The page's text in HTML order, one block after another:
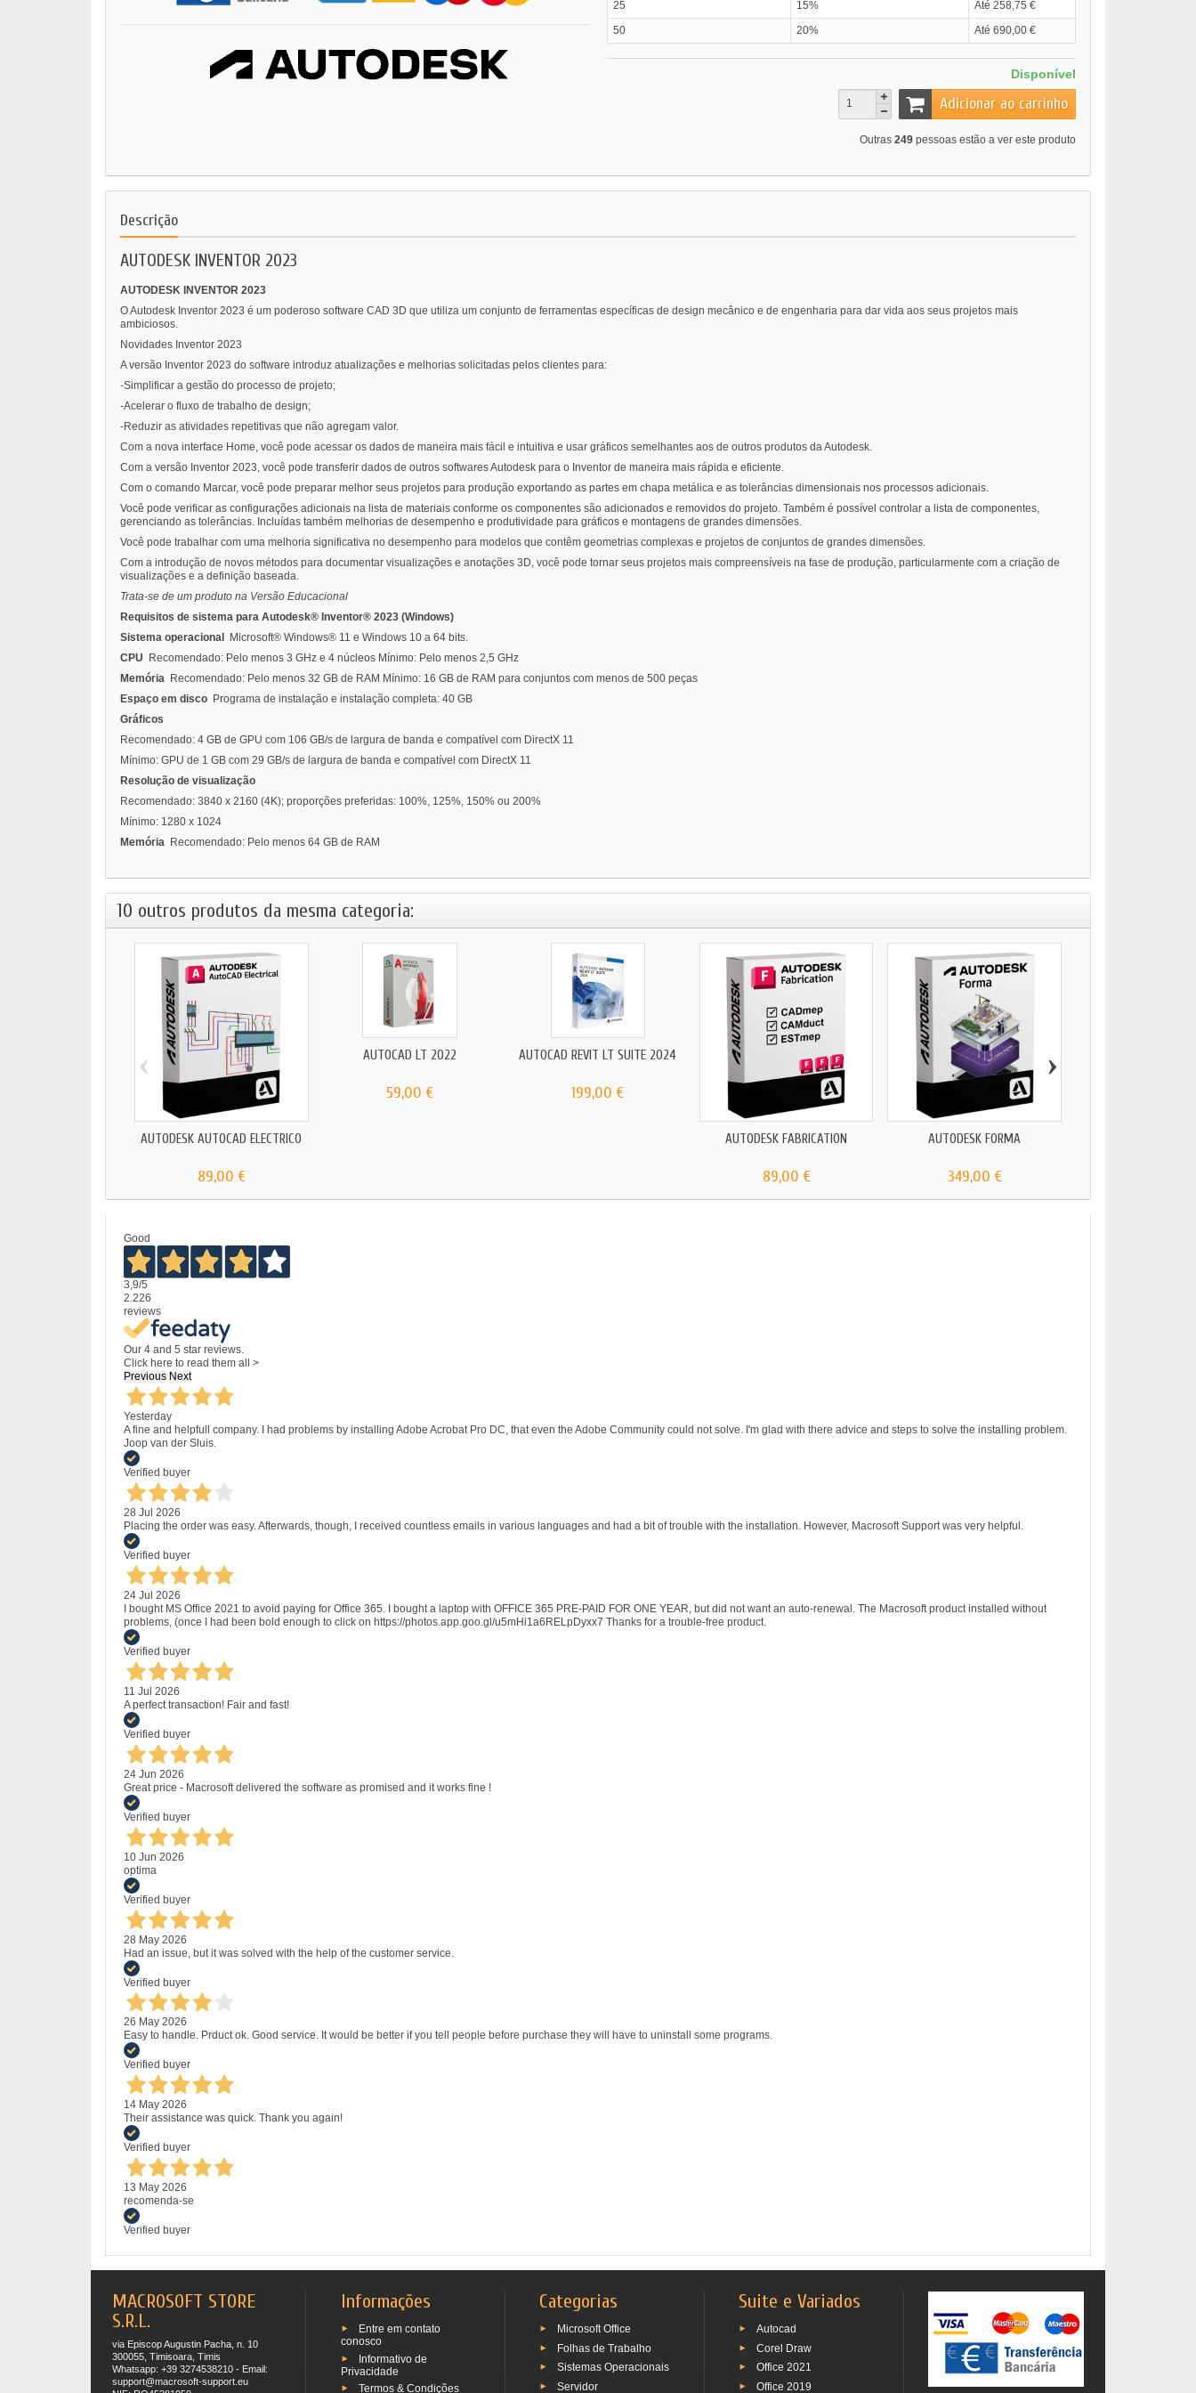
25 15%
Até 258,75 €
50
20% Até 690,00 €
Disponível
Adicionar ao carrinho
Outras 249 pessoas estão a ver este produto
Descrição
AUTODESK INVENTOR 2023
AUTODESK INVENTOR 2023
O Autodesk Inventor 2023 é um poderoso software CAD 3D que utiliza um conjunto de ferramentas específicas de design mecânico e de engenharia para dar vida aos seus projetos mais
ambiciosos.
Novidades Inventor 2023
A versão Inventor 2023 do software introduz atualizações e melhorias solicitadas pelos clientes para:
-Simplificar a gestão do processo de projeto;
-Acelerar o fluxo de trabalho de design;
-Reduzir as atividades repetitivas que não agregam valor.
Com a nova interface Home, você pode acessar os dados de maneira mais fácil e intuitiva e usar gráficos semelhantes aos de outros produtos da Autodesk.
Com a versão Inventor 2023, você pode transferir dados de outros softwares Autodesk para o Inventor de maneira mais rápida e eficiente.
Com o comando Marcar, você pode preparar melhor seus projetos para produção exportando as partes em chapa metálica e as tolerâncias dimensionais nos processos adicionais.
Você pode verificar as configurações adicionais na lista de materiais conforme os componentes são adicionados e removidos do projeto. Também é possível controlar a lista de componentes,
gerenciando as tolerâncias. Incluídas também melhorias de desempenho e produtividade para gráficos e montagens de grandes dimensões.
Você pode trabalhar com uma melhoria significativa no desempenho para modelos que contêm geometrias complexas e projetos de conjuntos de grandes dimensões.
Com a introdução de novos métodos para documentar visualizações e anotações 3D, você pode tornar seus projetos mais compreensíveis na fase de produção, particularmente com a criação de
visualizações e a definição baseada.
Trata-se de um produto na Versão Educacional
Requisitos de sistema para Autodesk® Inventor® 2023 (Windows)
Sistema operacional
Microsoft® Windows® 11 e Windows 10 a 64 bits.
CPU
Recomendado: Pelo menos 3 GHz e 4 núcleos Mínimo: Pelo menos 2,5 GHz
Memória Recomendado: Pelo menos 32 GB de RAM Mínimo: 16 GB de RAM para conjuntos com menos de 500 peças
Espaço em disco Programa de instalação e instalação completa: 40 GB
Gráficos
Recomendado: 4 GB de GPU com 106 GB/s de largura de banda e compatível com DirectX 11
Mínimo: GPU de 1 GB com 29 GB/s de largura de banda e compatível com DirectX 11
Resolução de visualização
Recomendado: 3840 x 2160 (4K); proporções preferidas: 100%, 125%, 150% ou 200%
Mínimo: 1280 x 1024
Memória Recomendado: Pelo menos 64 GB de RAM
10 outros produtos da mesma categoria:
AUTODESK AUTOCAD ELÉCTRICO
89,00 €
AUTOCAD LT 2022
59,00 €
AUTOCAD REVIT LT SUITE 2024
199,00 €
AUTODESK FABRICATION
89,00 €
AUTODESK FORMA
349,00 €
‹ ›
Good
3,9/5
2.226
reviews
Our 4 and 5 star reviews.
Click here to read them all >
Previous Next
Yesterday
A fine and helpfull company. I had problems by installing Adobe Acrobat Pro DC, that even the Adobe Community could not solve. I'm glad with there advice and steps to solve the installing problem.
Joop van der Sluis.
Verified buyer
28 Jul 2026
Placing the order was easy. Afterwards, though, I received countless emails in various languages and had a bit of trouble with the installation. However, Macrosoft Support was very helpful.
Verified buyer
24 Jul 2026
I bought MS Office 2021 to avoid paying for Office 365. I bought a laptop with OFFICE 365 PRE-PAID FOR ONE YEAR, but did not want an auto-renewal. The Macrosoft product installed without
problems, (once I had been bold enough to click on https://photos.app.goo.gl/u5mHi1a6RELpDyxx7 Thanks for a trouble-free product.
Verified buyer
11 Jul 2026
A perfect transaction! Fair and fast!
Verified buyer
24 Jun 2026
Great price - Macrosoft delivered the software as promised and it works fine !
Verified buyer
10 Jun 2026
optima
Verified buyer
28 May 2026
Had an issue, but it was solved with the help of the customer service.
Verified buyer
26 May 2026
Easy to handle. Prduct ok. Good service. It would be better if you tell people before purchase they will have to uninstall some programs.
Verified buyer
14 May 2026
Their assistance was quick. Thank you again!
Verified buyer
13 May 2026
recomenda-se
Verified buyer
MACROSOFT STORE
S.R.L.
via Episcop Augustin Pacha, n. 10
300055, Timisoara, Timis
Whatsapp: +39 3274538210 - Email:
support@macrosoft-support.eu
Informações
Entre em contato
conosco
Informativo de
Privacidade
Termos & Condições
Categorias
Microsoft Office
Folhas de Trabalho
Sistemas Operacionais
Servidor
Suite e Variados
Autocad
Corel Draw
Office 2021
Office 2019